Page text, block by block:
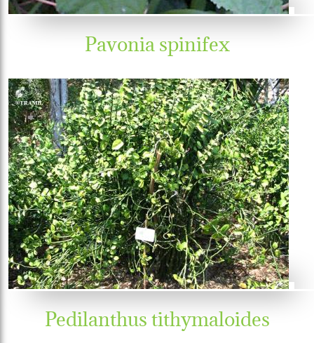
Pavonia spinifex
Pedilanthus tithymaloides